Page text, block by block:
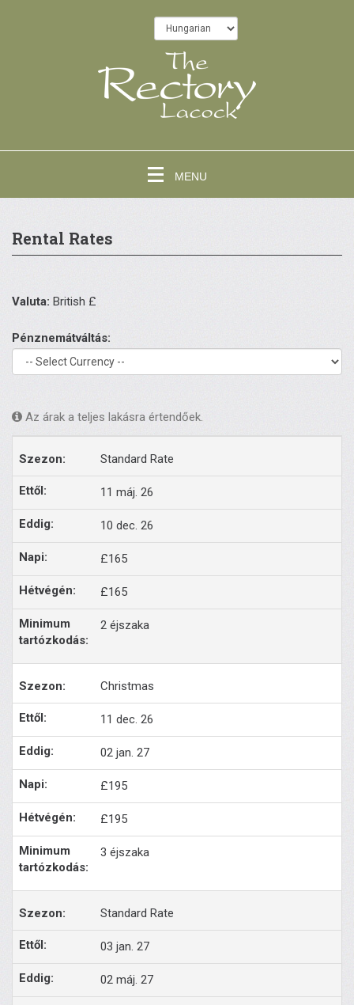
MENU
Rental Rates
Valuta: British £
Pénznemátváltás:
Az árak a teljes lakásra értendőek.
Standard Rate
11 máj. 26
10 dec. 26
£165
£165
2 éjszaka
Christmas
11 dec. 26
02 jan. 27
£195
£195
3 éjszaka
Standard Rate
03 jan. 27
02 máj. 27